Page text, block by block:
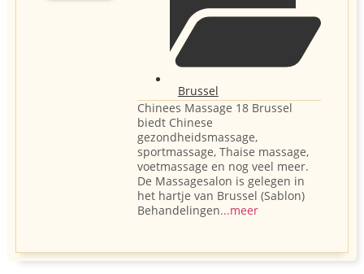
Brussel
Chinees Massage 18 Brussel
biedt Chinese
gezondheidsmassage,
sportmassage, Thaise massage,
voetmassage en nog veel meer.
De Massagesalon is gelegen in
het hartje van Brussel (Sablon)
Behandelingen...meer